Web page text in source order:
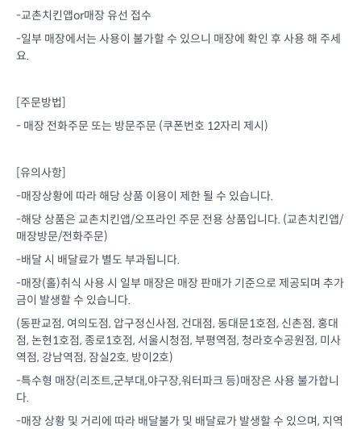
-교촌치킨앱or매장 유선 접수
-일부 매장에서는 사용이 불가할 수 있으니 매장에 확인 후 사용 해 주세
요.
[주문방법]
- 매장 전화주문 또는 방문주문 (쿠폰번호 12자리 제시)
[유의사항]
-매장상황에 따라 해당 상품 이용이 제한 될 수 있습니다.
-해당 상품은 교촌치킨앱/오프라인 주문 전용 상품입니다. (교촌치킨앱/
매장방문/전화주문)
-배달 시 배달료가 별도 부과됩니다.
-매장(홀)취식 사용 시 일부 매장은 매장 판매가 기준으로 제공되며 추가
금이 발생할 수 있습니다.
(동판교점, 여의도점, 압구정신사점, 건대점, 동대문1호점, 신촌점, 홍대
점, 논현1호점, 종로1호점, 서울시청점, 부평역점, 청라호수공원점, 미사
역점, 강남역점, 잠실2호, 방이2호)
-특수형 매장(리조트,군부대,야구장,워터파크 등)매장은 사용 불가합니
다.
-매장 상황 및 거리에 따라 배달불가 및 배달료가 발생할 수 있으며, 지역